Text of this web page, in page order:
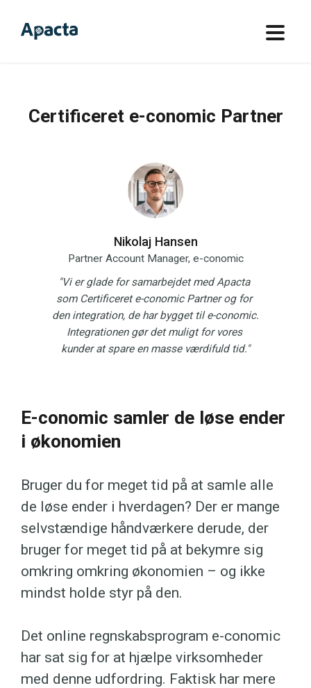
Certificeret e-conomic Partner
Nikolaj Hansen
Partner Account Manager, e-conomic
"Vi er glade for samarbejdet med Apacta
som Certificeret e-conomic Partner og for
den integration, de har bygget til e-conomic.
Integrationen gør det muligt for vores
kunder at spare en masse værdifuld tid."
E-conomic samler de løse ender
i økonomien
Bruger du for meget tid på at samle alle
de løse ender i hverdagen? Der er mange
selvstændige håndværkere derude, der
bruger for meget tid på at bekymre sig
omkring omkring økonomien – og ikke
mindst holde styr på den.
Det online regnskabsprogram e-conomic
har sat sig for at hjælpe virksomheder
med denne udfordring. Faktisk har mere